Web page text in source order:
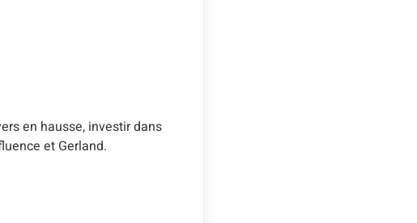
en hausse, investir dans
et Gerland.